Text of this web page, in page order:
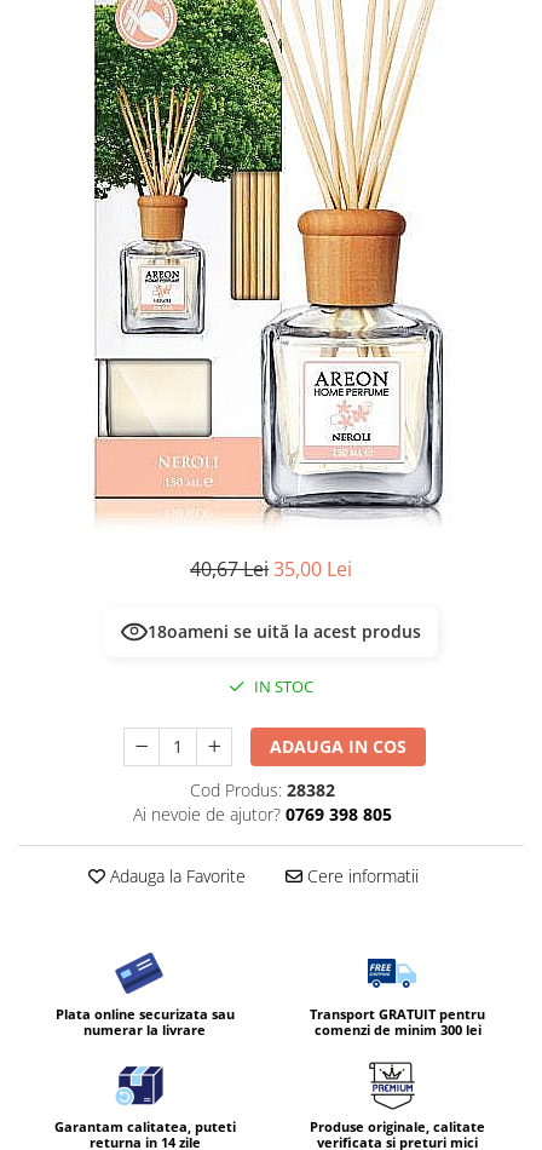
Masca & Gel de par
Vopsea de par
Servetele Umede & Uscate
40,67 Lei35,00 Lei
18oameni se uită la acest produs
IN STOC
ADAUGA IN COS
Cod Produs: 28382
Ai nevoie de ajutor? 0769 398 805
Adauga la Favorite Cere informatii
Plata online securizata sau
numerar la livrare
Transport GRATUIT pentru
comenzi de minim 300 lei
Garantam calitatea, puteti
returna in 14 zile
Produse originale, calitate
verificata si preturi mici